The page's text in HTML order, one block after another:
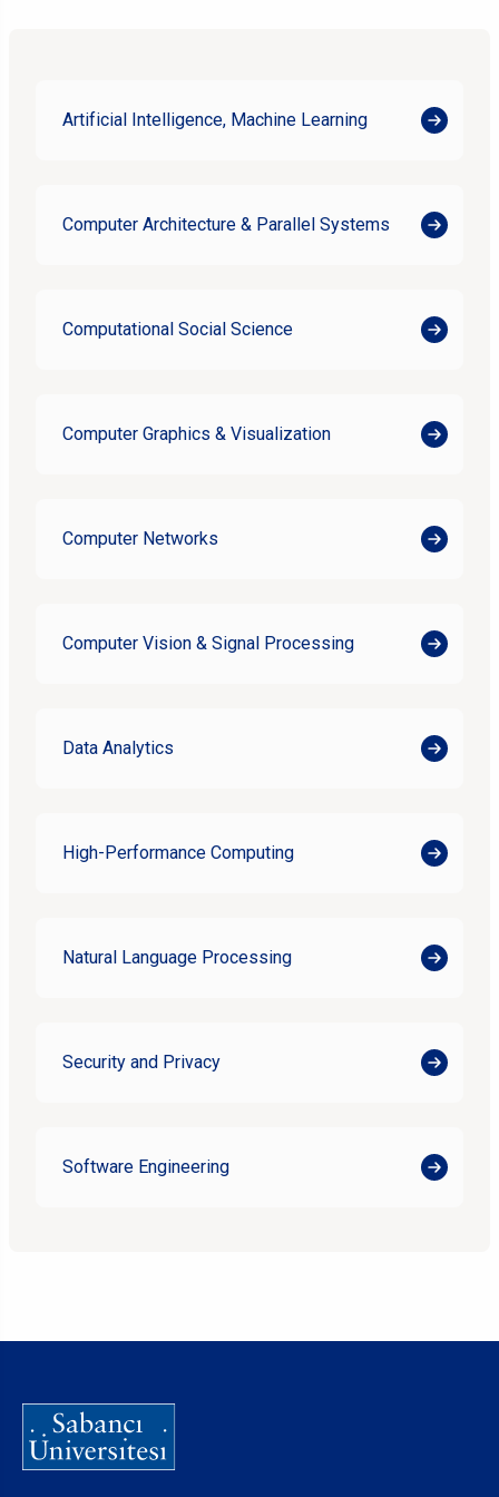
Artificial Intelligence, Machine Learning
Computer Architecture & Parallel Systems
Computational Social Science
Computer Graphics & Visualization
Computer Networks
Computer Vision & Signal Processing
Data Analytics
High-Performance Computing
Natural Language Processing
Security and Privacy
Software Engineering